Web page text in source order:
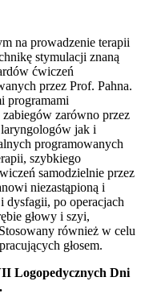
na prowadzenie terapii
stymulacji znaną
ćwiczeń
przez Prof. Pahna.
programami
zarówno przez
jak i
programowanych
szybkiego
samodzielnie przez
niezastąpioną i
dysfagii, po operacjach
głowy i szyi,
również w celu
głosem.
Logopedycznych Dni